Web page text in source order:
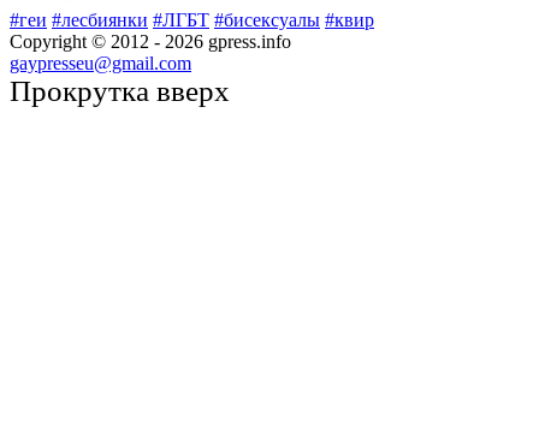
#геи #лесбиянки #ЛГБТ #бисексуалы #квир
Copyright © 2012 - 2026 gpress.info
gaypresseu@gmail.com
Прокрутка вверх